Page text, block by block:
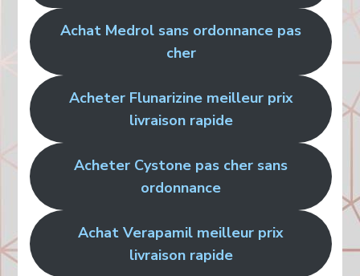
Achat Medrol sans ordonnance pas
cher
Acheter Flunarizine meilleur prix
livraison rapide
Acheter Cystone pas cher sans
ordonnance
Achat Verapamil meilleur prix
livraison rapide